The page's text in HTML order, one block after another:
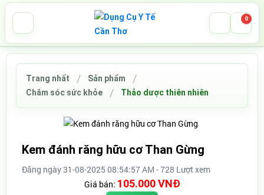
0
Trang nhất
Sản phẩm
Chăm sóc sức khỏe
Thảo dược thiên nhiên
Kem đánh răng hữu cơ Than Gừng
Đăng ngày 31-08-2025 08:54:57 AM - 728 Lượt xem
Giá bán: 105.000 VNĐ